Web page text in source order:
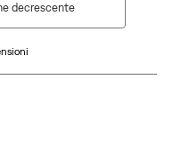
decrescente